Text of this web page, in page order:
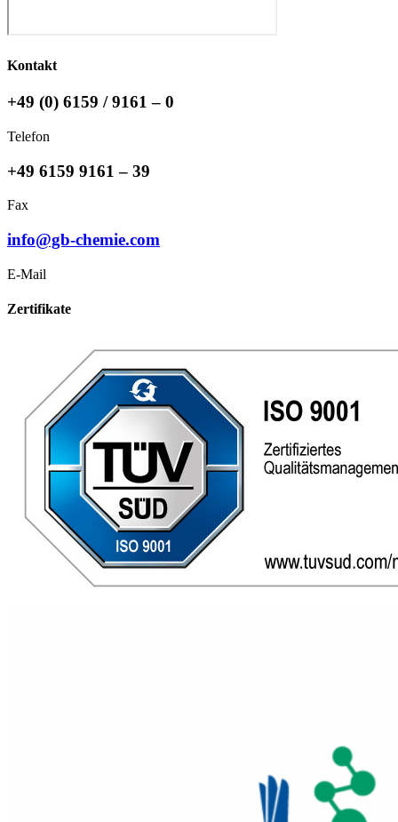
Kontakt
+49 (0) 6159 / 9161 – 0
Telefon
+49 6159 9161 – 39
Fax
info@gb-chemie.com
E-Mail
Zertifikate